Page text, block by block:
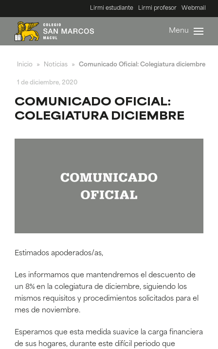
Lirmi estudiante Lirmi profesor Webmail
Menu
Inicio » Noticias » Comunicado Oficial: Colegiatura diciembre
1 de diciembre, 2020
COMUNICADO OFICIAL:
COLEGIATURA DICIEMBRE
Estimados apoderados/as,
Les informamos que mantendremos el descuento de
un 8% en la colegiatura de diciembre, siguiendo los
mismos requisitos y procedimientos solicitados para el
mes de noviembre.
Esperamos que esta medida suavice la carga financiera
de sus hogares, durante este difícil periodo que